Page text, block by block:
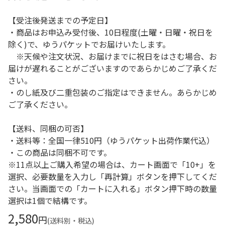
【受注後発送までの予定日】
・商品はお申込み受付後、10日程度(土曜・日曜・祝日を
除く)で、ゆうパケットでお届けいたします。
※天候や注文状況、お届けまでに祝日をはさむ場合、お
届けが遅れることがございますのであらかじめご了承くだ
さい。
・のし紙及び二重包装のご指定はできません。あらかじめ
ご了承ください。
【送料、同梱の可否】
・送料等：全国一律510円（ゆうパケット出荷作業代込）
・この商品は同梱不可です。
※11点以上ご購入希望の場合は、カート画面で「10+」を
選択、必要数量を入力し「再計算」ボタンを押下してくだ
さい。当画面での「カートに入れる」ボタン押下時の数量
選択は1個で結構です。
2,580円(送料別・税込)